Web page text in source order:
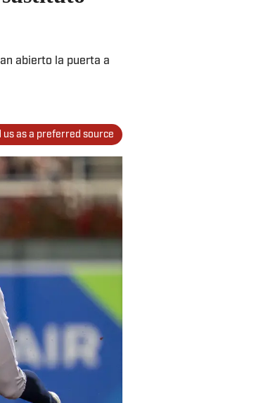
abierto la puerta a
us as a preferred source